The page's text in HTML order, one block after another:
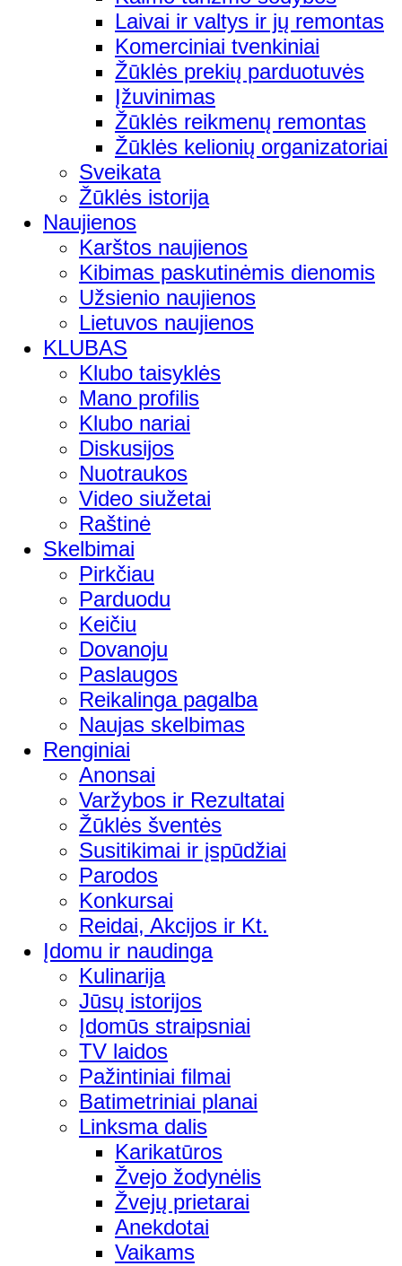
Laivai ir valtys ir jų remontas
Komerciniai tvenkiniai
Žūklės prekių parduotuvės
Įžuvinimas
Žūklės reikmenų remontas
Žūklės kelionių organizatoriai
Sveikata
Žūklės istorija
Naujienos
Karštos naujienos
Kibimas paskutinėmis dienomis
Užsienio naujienos
Lietuvos naujienos
KLUBAS
Klubo taisyklės
Mano profilis
Klubo nariai
Diskusijos
Nuotraukos
Video siužetai
Raštinė
Skelbimai
Pirkčiau
Parduodu
Keičiu
Dovanoju
Paslaugos
Reikalinga pagalba
Naujas skelbimas
Renginiai
Anonsai
Varžybos ir Rezultatai
Žūklės šventės
Susitikimai ir įspūdžiai
Parodos
Konkursai
Reidai, Akcijos ir Kt.
Įdomu ir naudinga
Kulinarija
Jūsų istorijos
Įdomūs straipsniai
TV laidos
Pažintiniai filmai
Batimetriniai planai
Linksma dalis
Karikatūros
Žvejo žodynėlis
Žvejų prietarai
Anekdotai
Vaikams